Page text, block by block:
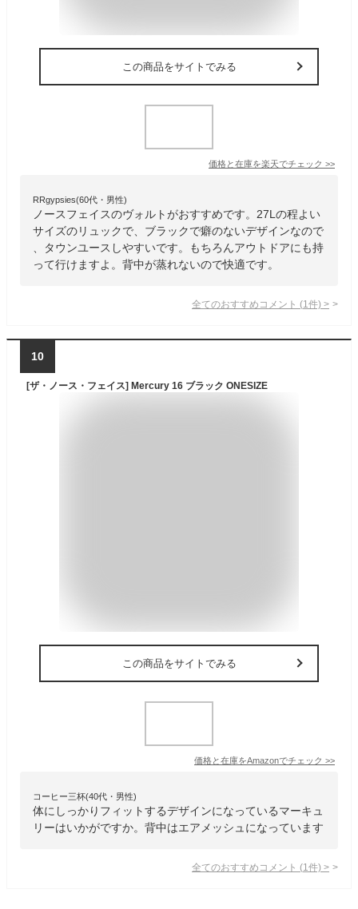
この商品をサイトでみる
価格と在庫を楽天でチェック >>
RRgypsies(60代・男性)
ノースフェイスのヴォルトがおすすめです。27Lの程よい
サイズのリュックで、ブラックで癖のないデザインなので
、タウンユースしやすいです。もちろんアウトドアにも持
って行けますよ。背中が蒸れないので快適です。
全てのおすすめコメント (1 件) >
10
[ザ・ノース・フェイス] Mercury 16 ブラック ONESIZE
この商品をサイトでみる
価格と在庫をAmazonでチェック >>
コーヒー三杯(40代・男性)
体にしっかりフィットするデザインになっているマーキュ
リーはいかがですか。背中はエアメッシュになっています
全てのおすすめコメント (1 件) >